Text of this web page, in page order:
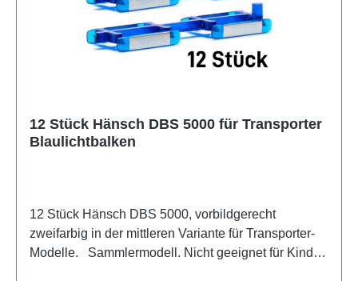
12 Stück Hänsch DBS 5000 für Transporter
Blaulichtbalken
12 Stück Hänsch DBS 5000, vorbildgerecht
zweifarbig in der mittleren Variante für Transporter-
Modelle. Sammlermodell. Nicht geeignet für Kinder